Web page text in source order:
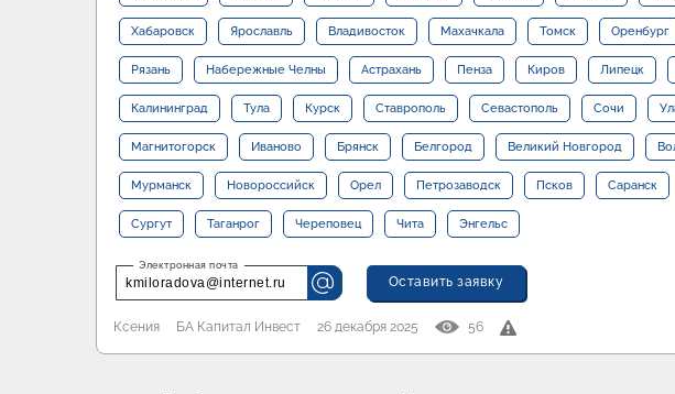
Хабаровск Ярославль Владивосток Махачкала Томск Оренбург
Рязань Набережные Челны Астрахань Пенза Киров Липецк
Калининград Тула Курск Ставрополь Севастополь Сочи
Магнитогорск Иваново Брянск Белгород Великий Новгород
Мурманск Новороссийск Орел Петрозаводск Псков Саранск
Сургут Таганрог Череповец Чита Энгельс
kmiloradova@internet.ru Оставить заявку
Ксения БА Капитал Инвест 26 декабря 2025 56